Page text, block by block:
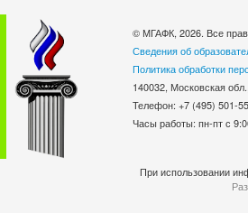
© МГАФК, 2026. Все
Сведения об
Политика обработки
140032, Московская
Телефон: +7 (495)
Часы работы: пн-пт с
При использовании